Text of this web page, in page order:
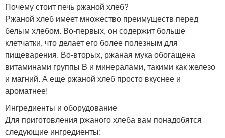
Почему стоит печь ржаной хлеб?
Ржаной хлеб имеет множество преимуществ перед
белым хлебом. Во-первых, он содержит больше
клетчатки, что делает его более полезным для
пищеварения. Во-вторых, ржаная мука обогащена
витаминами группы B и минералами, такими как железо
и магний. А еще ржаной хлеб просто вкуснее и
ароматнее!
Ингредиенты и оборудование
Для приготовления ржаного хлеба вам понадобятся
следующие ингредиенты: